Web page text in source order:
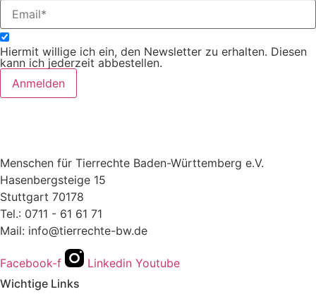
Hiermit willige ich ein, den Newsletter zu erhalten. Diesen
kann ich jederzeit abbestellen.
Anmelden
Menschen für Tierrechte Baden-Württemberg e.V.
Hasenbergsteige 15
Stuttgart 70178
Tel.: 0711 - 61 61 71
Mail: info@tierrechte-bw.de
Facebook-f Linkedin Youtube
Wichtige Links